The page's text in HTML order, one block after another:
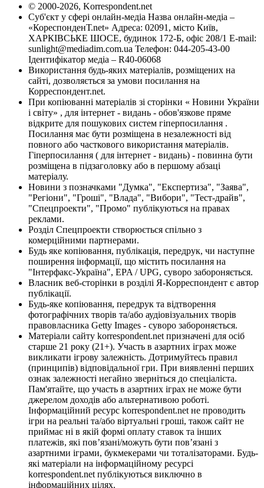
© 2000-2026, Korrespondent.net
Суб'єкт у сфері онлайн-медіа Назва онлайн-медіа –
«КореспонденТ.net» Адреса: 02091, місто Київ,
ХАРКІВСЬКЕ ШОСЕ, будинок 172-Б, офіс 208/1 E-mail:
sunlight@mediadim.com.ua Телефон: 044-205-43-00
Ідентифікатор медіа – R40-06068
Використання будь-яких матеріалів, розміщених на
сайті, дозволяється за умови посилання на
Корреспондент.net.
При копіюванні матеріалів зі сторінки « Новини України
і світу» , для інтернет - видань - обов'язкове пряме
відкрите для пошукових систем гіперпосилання .
Посилання має бути розміщена в незалежності від
повного або часткового використання матеріалів.
Гіперпосилання ( для інтернет - видань) - повинна бути
розміщена в підзаголовку або в першому абзаці
матеріалу.
Новини з позначками "Думка", "Експертиза", "Заява",
"Регіони", "Гроші", "Влада", "Вибори", "Тест-драйв",
"Спецпроекти", "Промо" публікуються на правах
реклами.
Розділ Спецпроекти створюється спільно з
комерційними партнерами.
Будь яке копіювання, публікація, передрук, чи наступне
поширення інформації, що містить посилання на
"Інтерфакс-Україна", EPA / UPG, суворо забороняється.
Власник веб-сторінки в розділі Я-Корреспондент є автор
публікації.
Будь-яке копіювання, передрук та відтворення
фотографічних творів та/або аудіовізуальних творів
правовласника Getty Images - суворо забороняється.
Матеріали сайту korrespondent.net призначені для осіб
старше 21 року (21+). Участь в азартних іграх може
викликати ігрову залежність. Дотримуйтесь правил
(принципів) відповідальної гри. При виявленні перших
ознак залежності негайно зверніться до спеціаліста.
Пам'ятайте, що участь в азартних іграх не може бути
джерелом доходів або альтернативою роботі.
Інформаційний ресурс korrespondent.net не проводить
ігри на реальні та/або віртуальні гроші, також сайт не
приймає ні в якій формі оплату ставок та інших
платежів, які пов’язані/можуть бути пов’язані з
азартними іграми, букмекерами чи тоталізаторами. Будь-
які матеріали на інформаційному ресурсі
korrespondent.net публікуються виключно в
інформаційних цілях.